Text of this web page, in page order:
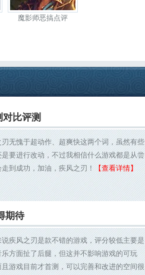
魔影师恶搞点评
比评测
刃无愧于超动作、超爽快这两个词，虽然有些
是要进行改动，不过我相信什么游戏都是从尝
走到成功，加油，疾风之刃！【查看详情】
期待
说疾风之刃是款不错的游戏，评分较低主要是
乐方面扯了后腿，但这并不影响游戏的可玩
且游戏目前才首测，可以完善和改进的空间很